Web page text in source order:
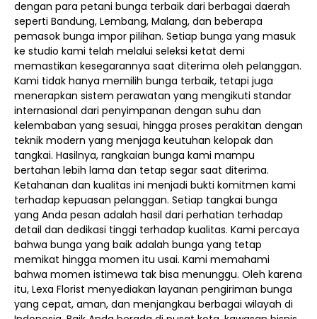
dengan para petani bunga terbaik dari berbagai daerah
seperti Bandung, Lembang, Malang, dan beberapa
pemasok bunga impor pilihan. Setiap bunga yang masuk
ke studio kami telah melalui seleksi ketat demi
memastikan kesegarannya saat diterima oleh pelanggan.
Kami tidak hanya memilih bunga terbaik, tetapi juga
menerapkan sistem perawatan yang mengikuti standar
internasional dari penyimpanan dengan suhu dan
kelembaban yang sesuai, hingga proses perakitan dengan
teknik modern yang menjaga keutuhan kelopak dan
tangkai. Hasilnya, rangkaian bunga kami mampu
bertahan lebih lama dan tetap segar saat diterima.
Ketahanan dan kualitas ini menjadi bukti komitmen kami
terhadap kepuasan pelanggan. Setiap tangkai bunga
yang Anda pesan adalah hasil dari perhatian terhadap
detail dan dedikasi tinggi terhadap kualitas. Kami percaya
bahwa bunga yang baik adalah bunga yang tetap
memikat hingga momen itu usai. Kami memahami
bahwa momen istimewa tak bisa menunggu. Oleh karena
itu, Lexa Florist menyediakan layanan pengiriman bunga
yang cepat, aman, dan menjangkau berbagai wilayah di